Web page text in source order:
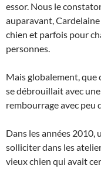
essor. Nous le
auparavant,
chien et parfois pour
personnes.
Mais globalement, que
se débrouillait avec
rembourrage avec peu
Dans les années 2010,
solliciter dans les
vieux chien qui avait